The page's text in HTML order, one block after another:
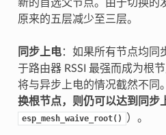
新的首选父节点。由于切换的
原来的五层减少至三层。
同步上电：如果所有节点均同
于路由器 RSSI 最强而成为根
将与异步上电的情况截然不同。
换根节点，则仍可以达到同步
esp_mesh_waive_root() ）。